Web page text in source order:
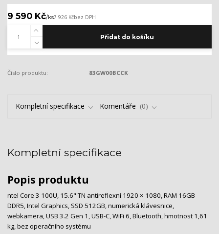
9 590 Kč/ks7 926 Kčbez DPH
Přidat do košíku
Číslo produktu: 83GW00BCCK
Kompletní specifikace Komentáře 0
Kompletní specifikace
Popis produktu
ntel Core 3 100U, 15.6" TN antireflexní 1920 × 1080, RAM 16GB
DDR5, Intel Graphics, SSD 512GB, numerická klávesnice,
webkamera, USB 3.2 Gen 1, USB-C, WiFi 6, Bluetooth, hmotnost 1,61
kg, bez operačního systému